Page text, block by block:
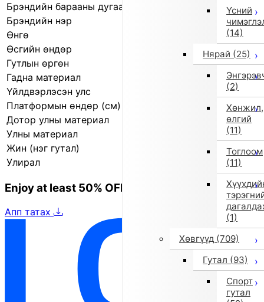
Үсний
(14)
Нярай (25)
(2)
Хөнжил,
өлгий
(11)
Тоглоом
(11)
(1)
Хөвгүүд (709)
Гутал (93)
Спорт
гутал
Брэндийн барааны дугаар
Брэндийн нэр
Өнгө
Өсгийн өндөр
Гутлын өргөн
Гадна материал
Үйлдвэрлэсэн улс
Платформын өндөр (см)
Дотор улны материал
Улны материал
Жин (нэг гутал)
Улирал
2019 оны намар/өвөл
Enjoy at least 50% OFF Tokyo fashion
Апп татах